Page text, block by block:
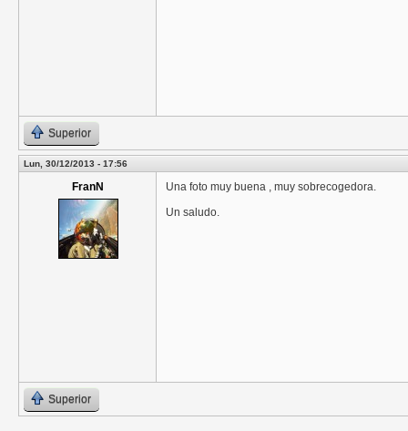
Superior
Lun, 30/12/2013 - 17:56
FranN
Una foto muy buena , muy sobrecogedora.
Un saludo.
Superior